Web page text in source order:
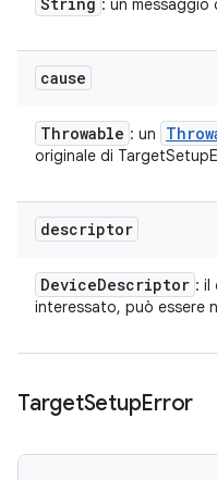
: un
cause
Throwable : un
originale di
descriptor
DeviceDescriptor : il
interessato, può essere
TargetSetupError